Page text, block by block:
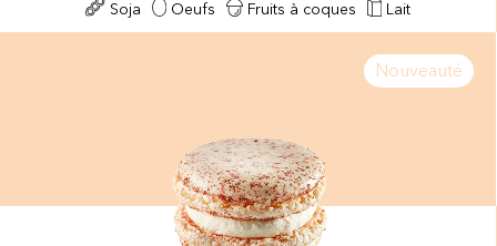
Soja Oeufs Fruits à coques Lait
Nouveauté